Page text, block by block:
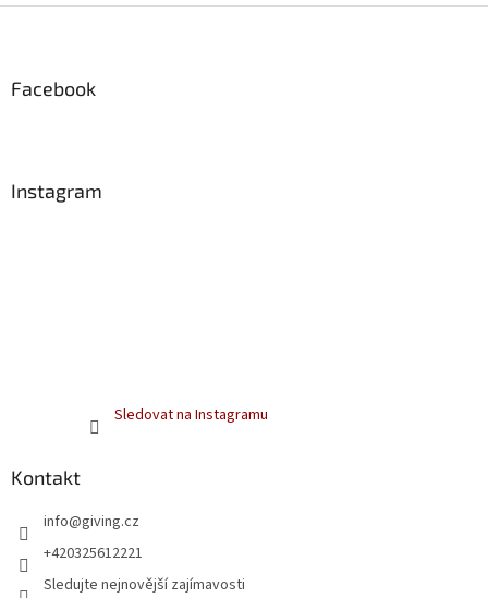
Facebook
Instagram
Sledovat na Instagramu
Kontakt
info@giving.cz
+420325612221
Sledujte nejnovější zajímavosti